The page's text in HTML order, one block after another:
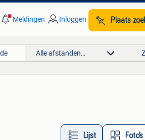
Meldingen Inloggen Plaats
Alle afstanden…
Lijst Foto’s